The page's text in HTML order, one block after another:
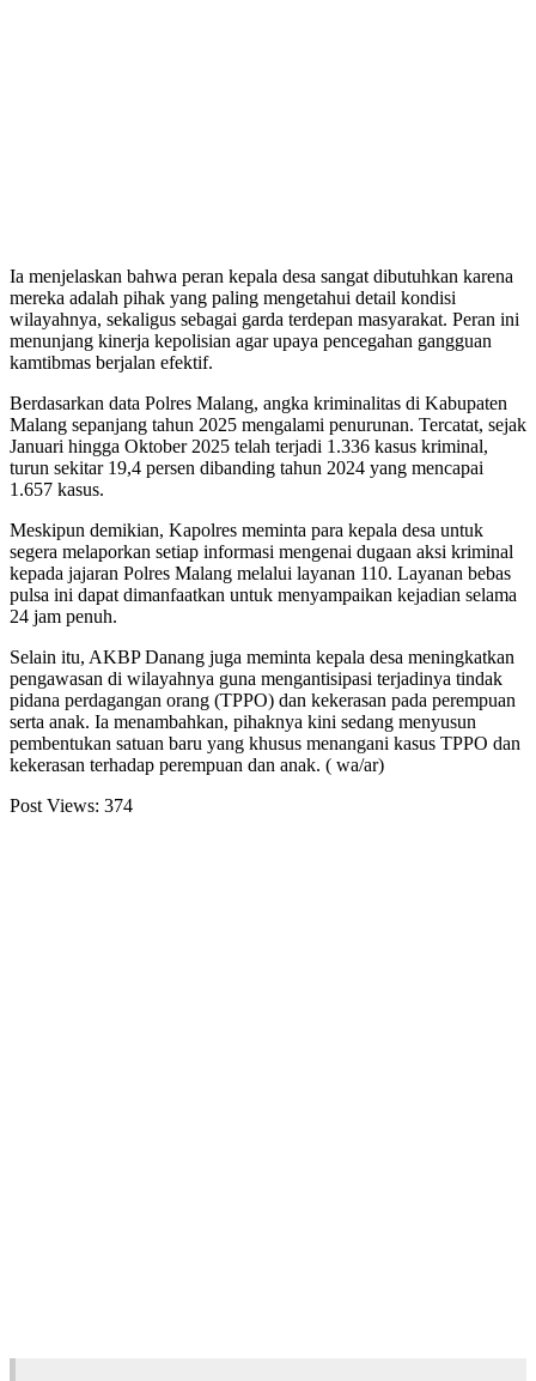
Ia menjelaskan bahwa peran kepala desa sangat dibutuhkan karena
mereka adalah pihak yang paling mengetahui detail kondisi
wilayahnya, sekaligus sebagai garda terdepan masyarakat. Peran ini
menunjang kinerja kepolisian agar upaya pencegahan gangguan
kamtibmas berjalan efektif.
Berdasarkan data Polres Malang, angka kriminalitas di Kabupaten
Malang sepanjang tahun 2025 mengalami penurunan. Tercatat, sejak
Januari hingga Oktober 2025 telah terjadi 1.336 kasus kriminal,
turun sekitar 19,4 persen dibanding tahun 2024 yang mencapai
1.657 kasus.
Meskipun demikian, Kapolres meminta para kepala desa untuk
segera melaporkan setiap informasi mengenai dugaan aksi kriminal
kepada jajaran Polres Malang melalui layanan 110. Layanan bebas
pulsa ini dapat dimanfaatkan untuk menyampaikan kejadian selama
24 jam penuh.
Selain itu, AKBP Danang juga meminta kepala desa meningkatkan
pengawasan di wilayahnya guna mengantisipasi terjadinya tindak
pidana perdagangan orang (TPPO) dan kekerasan pada perempuan
serta anak. Ia menambahkan, pihaknya kini sedang menyusun
pembentukan satuan baru yang khusus menangani kasus TPPO dan
kekerasan terhadap perempuan dan anak. ( wa/ar)
Post Views: 374